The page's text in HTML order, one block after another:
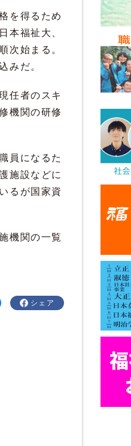
を得るため
本福祉大、
次始まる。
みだ。
任者のスキ
機関の研修
員になるた
施設などに
るが国家資
機関の一覧
シェア